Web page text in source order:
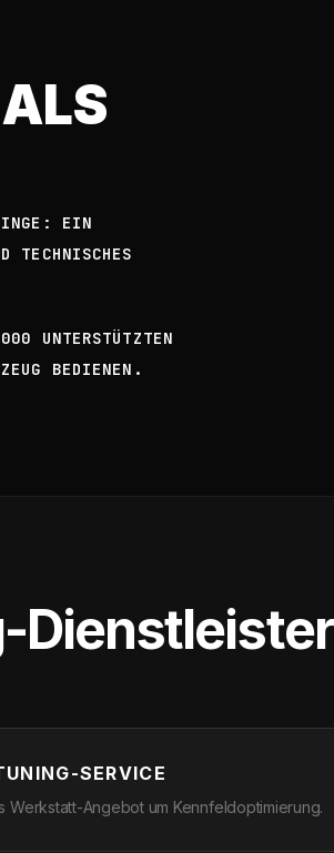
EIN
TECHNISCHES
UNTERSTÜTZTEN
BEDIENEN.
Dienstleister
SERVICE
Werkstatt-Angebot um Kennfeldoptimierung.